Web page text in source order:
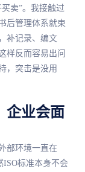
卖”。我接触过
后管理体系就束
补记录、编文
样反而容易出问
，突击是没用
企业会面
部环境一直在
ISO标准本身不会